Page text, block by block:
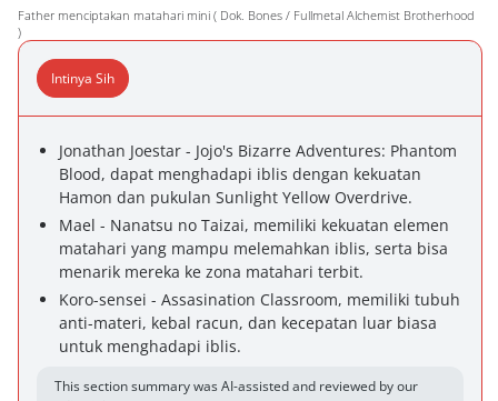
Father menciptakan matahari mini ( Dok. Bones / Fullmetal Alchemist Brotherhood
)
Intinya Sih
Jonathan Joestar - Jojo's Bizarre Adventures: Phantom
Blood, dapat menghadapi iblis dengan kekuatan
Hamon dan pukulan Sunlight Yellow Overdrive.
Mael - Nanatsu no Taizai, memiliki kekuatan elemen
matahari yang mampu melemahkan iblis, serta bisa
menarik mereka ke zona matahari terbit.
Koro-sensei - Assasination Classroom, memiliki tubuh
anti-materi, kebal racun, dan kecepatan luar biasa
untuk menghadapi iblis.
This section summary was AI-assisted and reviewed by our